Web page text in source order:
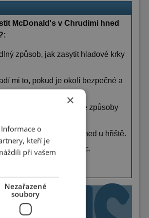
McDonald's v Chrudimi hned
způsob, jak zasytit hladové krky
mi to, pokud je okolí bezpečné a
to podporuje nezdravé způsoby
fastfood nemá být hned u hřiště.
jedno, je to každého věc.
Volná místa
×
o
kteří je
při vašem
Nezařazené
soubory